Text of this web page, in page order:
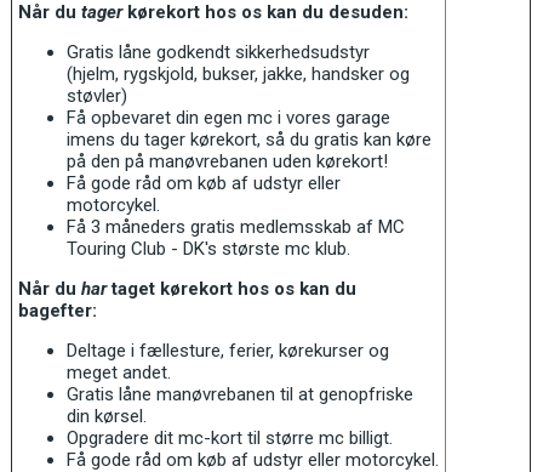
Når dutagerkørekort hos os kan du desuden:
Gratis låne godkendt sikkerhedsudstyr
(hjelm, rygskjold, bukser, jakke, handsker og
støvler)
Få opbevaret din egen mc i vores garage
imens du tager kørekort, så du gratis kan køre
på den på manøvrebanen uden kørekort!
Få gode råd om køb af udstyr eller
motorcykel.
Få 3 måneders gratis medlemsskab af MC
Touring Club - DK's største mc klub.
Når duhartaget kørekort hos os kan du
bagefter:
Deltage i fællesture, ferier, kørekurser og
meget andet.
Gratis låne manøvrebanen til at genopfriske
din kørsel.
Opgradere dit mc-kort til større mc billigt.
Få gode råd om køb af udstyr eller motorcykel.